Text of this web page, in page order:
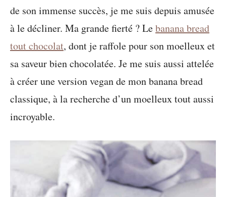
de son immense succès, je me suis depuis amusée
à le décliner. Ma grande fierté ? Lebanana bread
tout chocolat, dont je raffole pour son moelleux et
sa saveur bien chocolatée. Je me suis aussi attelée
à créer une version vegan de mon banana bread
classique, à la recherche d’un moelleux tout aussi
incroyable.